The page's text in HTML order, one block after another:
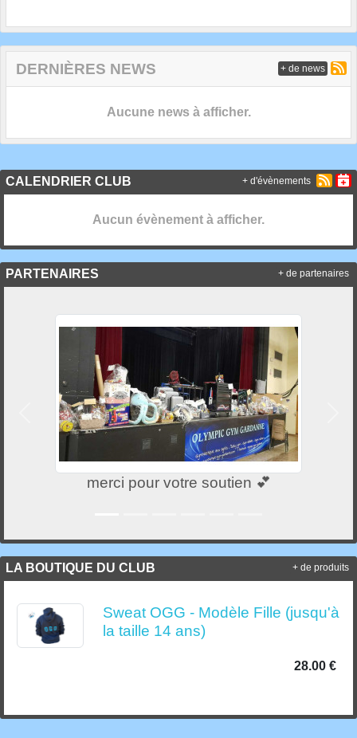
DERNIÈRES NEWS
Aucune news à afficher.
+ de news
CALENDRIER CLUB
Aucun évènement à afficher.
+ d'évènements
PARTENAIRES
merci pour votre soutien 💕
Précedent
+ de partenaires
LA BOUTIQUE DU CLUB
Sweat OGG - Modèle Fille (jusqu'à
la taille 14 ans)
28.00 €
+ de produits